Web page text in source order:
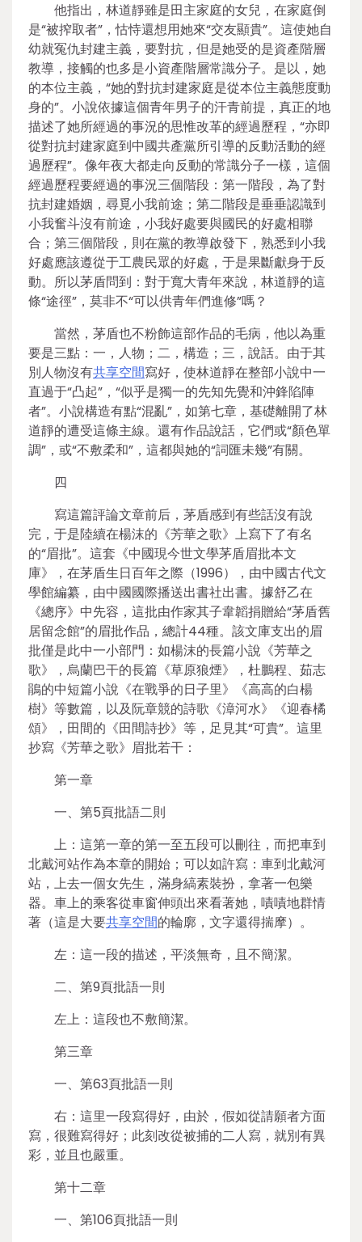
他指出，林道靜雖是田主家庭的女兒，在家庭倒
是“被搾取者”，怙恃還想用她來“交友顯貴”。這使她自
幼就冤仇封建主義，要對抗，但是她受的是資產階層
教導，接觸的也多是小資產階層常識分子。是以，她
的本位主義，“她的對抗封建家庭是從本位主義態度動
身的”。小說依據這個青年男子的汗青前提，真正的地
描述了她所經過的事況的思惟改革的經過歷程，“亦即
從對抗封建家庭到中國共產黨所引導的反動活動的經
過歷程”。像年夜大都走向反動的常識分子一樣，這個
經過歷程要經過的事況三個階段：第一階段，為了對
抗封建婚姻，尋覓小我前途；第二階段是垂垂認識到
小我奮斗沒有前途，小我好處要與國民的好處相聯
合；第三個階段，則在黨的教導啟發下，熟悉到小我
好處應該遵從于工農民眾的好處，于是果斷獻身于反
動。所以茅盾問到：對于寬大青年來說，林道靜的這
條“途徑”，莫非不“可以供青年們進修”嗎？
當然，茅盾也不粉飾這部作品的毛病，他以為重
要是三點：一，人物；二，構造；三，說話。由于其
別人物沒有共享空間寫好，使林道靜在整部小說中一
直過于“凸起”，“似乎是獨一的先知先覺和沖鋒陷陣
者”。小說構造有點“混亂”，如第七章，基礎離開了林
道靜的遭受這條主線。還有作品說話，它們或“顏色單
調”，或“不敷柔和”，這都與她的“詞匯未幾”有關。
四
寫這篇評論文章前后，茅盾感到有些話沒有說
完，于是陸續在楊沫的《芳華之歌》上寫下了有名
的“眉批”。這套《中國現今世文學茅盾眉批本文
庫》，在茅盾生日百年之際（1996），由中國古代文
學館編纂，由中國國際播送出書社出書。據舒乙在
《總序》中先容，這批由作家其子韋韜捐贈給“茅盾舊
居留念館”的眉批作品，總計44種。該文庫支出的眉
批僅是此中一小部門：如楊沫的長篇小說《芳華之
歌》，烏蘭巴干的長篇《草原狼煙》，杜鵬程、茹志
鵑的中短篇小說《在戰爭的日子里》《高高的白楊
樹》等數篇，以及阮章競的詩歌《漳河水》《迎春橘
頌》，田間的《田間詩抄》等，足見其“可貴”。這里
抄寫《芳華之歌》眉批若干：
第一章
一、第5頁批語二則
上：這第一章的第一至五段可以刪往，而把車到
北戴河站作為本章的開始；可以如許寫：車到北戴河
站，上去一個女先生，滿身縞素裝扮，拿著一包樂
器。車上的乘客從車窗伸頭出來看著她，嘖嘖地群情
著（這是大要共享空間的輪廓，文字還得揣摩）。
左：這一段的描述，平淡無奇，且不簡潔。
二、第9頁批語一則
左上：這段也不敷簡潔。
第三章
一、第63頁批語一則
右：這里一段寫得好，由於，假如從請願者方面
寫，很難寫得好；此刻改從被捕的二人寫，就別有異
彩，並且也嚴重。
第十二章
一、第106頁批語一則